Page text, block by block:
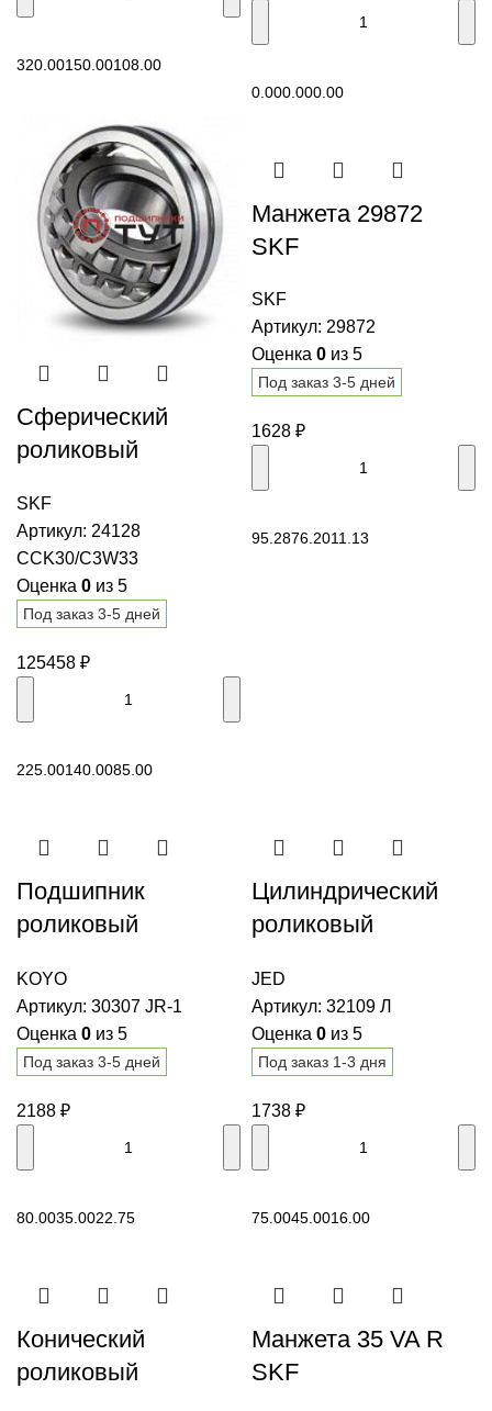
320.00150.00108.00
0.000.000.00
Сферический
роликовый
CCK30/C3W33 SKF
SKF
Артикул: 24128
CCK30/C3W33
Оценка 0 из 5
Под заказ 3-5 дней
125458 ₽
225.00140.0085.00
Манжета 29872
SKF
SKF
Артикул: 29872
Оценка 0 из 5
Под заказ 3-5 дней
1628 ₽
95.2876.2011.13
Подшипник
роликовый
JR-1 KOYO
KOYO
Артикул: 30307 JR-1
Оценка 0 из 5
Под заказ 3-5 дней
2188 ₽
80.0035.0022.75
Цилиндрический
роликовый
JED
JED
Артикул: 32109 Л
Оценка 0 из 5
Под заказ 1-3 дня
1738 ₽
75.0045.0016.00
Конический
роликовый
Манжета 35 VA R
SKF